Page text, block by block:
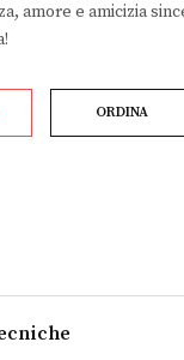
amore e amicizia
ORDINA